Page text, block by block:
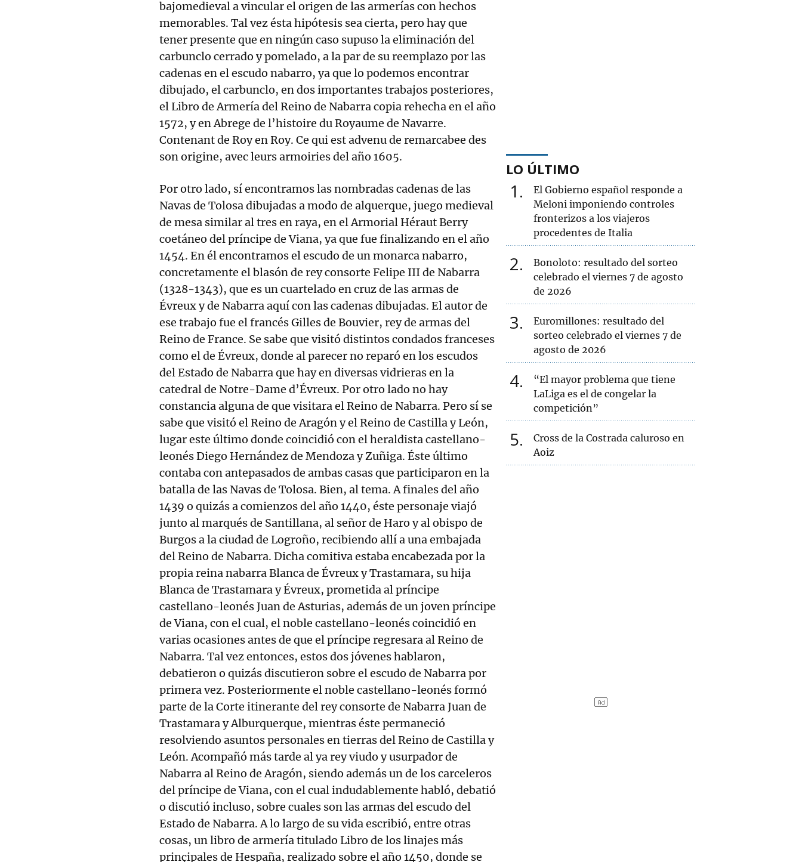
bajomedieval a vincular el origen de las armerías con hechos
memorables. Tal vez ésta hipótesis sea cierta, pero hay que
tener presente que en ningún caso supuso la eliminación del
carbunclo cerrado y pomelado, a la par de su reemplazo por las
cadenas en el escudo nabarro, ya que lo podemos encontrar
dibujado, el carbunclo, en dos importantes trabajos posteriores,
el Libro de Armería del Reino de Nabarra copia rehecha en el año
1572, y en Abrege de l’histoire du Royaume de Navarre.
Contenant de Roy en Roy. Ce qui est advenu de remarcabee des
son origine, avec leurs armoiries del año 1605.
Por otro lado, sí encontramos las nombradas cadenas de las
Navas de Tolosa dibujadas a modo de alquerque, juego medieval
de mesa similar al tres en raya, en el Armorial Héraut Berry
coetáneo del príncipe de Viana, ya que fue finalizando en el año
1454. En él encontramos el escudo de un monarca nabarro,
concretamente el blasón de rey consorte Felipe III de Nabarra
(1328-1343), que es un cuartelado en cruz de las armas de
Évreux y de Nabarra aquí con las cadenas dibujadas. El autor de
ese trabajo fue el francés Gilles de Bouvier, rey de armas del
Reino de France. Se sabe que visitó distintos condados franceses
como el de Évreux, donde al parecer no reparó en los escudos
del Estado de Nabarra que hay en diversas vidrieras en la
catedral de Notre-Dame d’Évreux. Por otro lado no hay
constancia alguna de que visitara el Reino de Nabarra. Pero sí se
sabe que visitó el Reino de Aragón y el Reino de Castilla y León,
lugar este último donde coincidió con el heraldista castellano-
leonés Diego Hernández de Mendoza y Zuñiga. Éste último
contaba con antepasados de ambas casas que participaron en la
batalla de las Navas de Tolosa. Bien, al tema. A finales del año
1439 o quizás a comienzos del año 1440, éste personaje viajó
junto al marqués de Santillana, al señor de Haro y al obispo de
Burgos a la ciudad de Logroño, recibiendo allí a una embajada
del Reino de Nabarra. Dicha comitiva estaba encabezada por la
propia reina nabarra Blanca de Évreux y Trastamara, su hija
Blanca de Trastamara y Évreux, prometida al príncipe
castellano-leonés Juan de Asturias, además de un joven príncipe
de Viana, con el cual, el noble castellano-leonés coincidió en
varias ocasiones antes de que el príncipe regresara al Reino de
Nabarra. Tal vez entonces, estos dos jóvenes hablaron,
debatieron o quizás discutieron sobre el escudo de Nabarra por
primera vez. Posteriormente el noble castellano-leonés formó
parte de la Corte itinerante del rey consorte de Nabarra Juan de
Trastamara y Alburquerque, mientras éste permaneció
resolviendo asuntos personales en tierras del Reino de Castilla y
León. Acompañó más tarde al ya rey viudo y usurpador de
Nabarra al Reino de Aragón, siendo además un de los carceleros
del príncipe de Viana, con el cual indudablemente habló, debatió
o discutió incluso, sobre cuales son las armas del escudo del
Estado de Nabarra. A lo largo de su vida escribió, entre otras
cosas, un libro de armería titulado Libro de los linajes más
prinçipales de Hespaña, realizado sobre el año 1450, donde se
LO ÚLTIMO
1
El Gobierno español responde a
Meloni imponiendo controles
fronterizos a los viajeros
procedentes de Italia
2
Bonoloto: resultado del sorteo
celebrado el viernes 7 de agosto
de 2026
3
Euromillones: resultado del
sorteo celebrado el viernes 7 de
agosto de 2026
4
“El mayor problema que tiene
LaLiga es el de congelar la
competición”
5
Cross de la Costrada caluroso en
Aoiz